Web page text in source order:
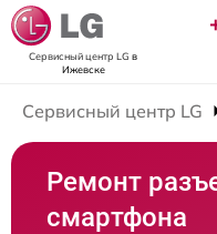
Сервисный центр LG в
Ижевске
Сервисный центр LG
Ремонт
смартфона